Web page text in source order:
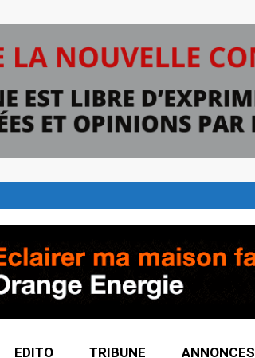
EDITO TRIBUNE ANNONCES